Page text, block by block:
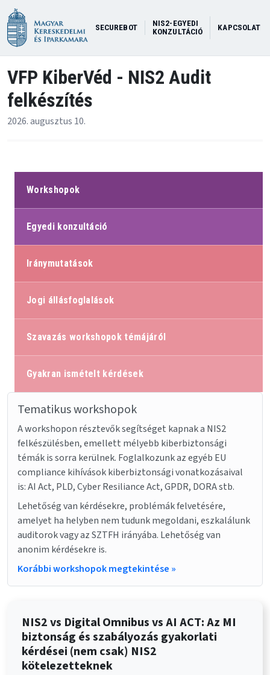
SECUREBOT
NIS2-EGYEDI
KONZULTÁCIÓ
KAPCSOLAT
VFP KiberVéd - NIS2 Audit
felkészítés
2026. augusztus 10.
Workshopok
Egyedi konzultáció
Iránymutatások
Jogi állásfoglalások
Szavazás workshopok témájáról
Gyakran ismételt kérdések
Tematikus workshopok
A workshopon résztevők segítséget kapnak a NIS2
felkészülésben, emellett mélyebb kiberbiztonsági
témák is sorra kerülnek. Foglalkozunk az egyéb EU
compliance kihívások kiberbiztonsági vonatkozásaival
is: AI Act, PLD, Cyber Resiliance Act, GPDR, DORA stb.
Lehetőség van kérdésekre, problémák felvetésére,
amelyet ha helyben nem tudunk megoldani, eszkalálunk
auditorok vagy az SZTFH irányába. Lehetőség van
anonim kérdésekre is.
Korábbi workshopok megtekintése »
NIS2 vs Digital Omnibus vs AI ACT: Az MI
biztonság és szabályozás gyakorlati
kérdései (nem csak) NIS2
kötelezetteknek